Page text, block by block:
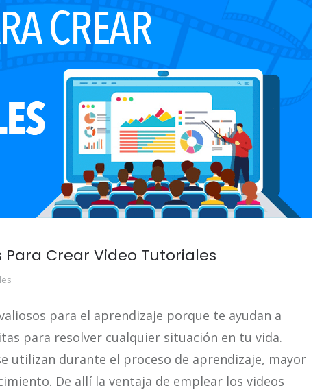
Crear Video Tutoriales
para el aprendizaje porque te ayudan a
para resolver cualquier situación en tu vida.
utilizan durante el proceso de aprendizaje, mayor
De allí la ventaja de emplear los videos